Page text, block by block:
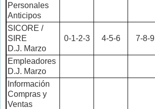
Personales
Anticipos
SICORE /
SIRE
D.J. Marzo
0-1-2-3 4-5-6 7-8-9
Empleadores
D.J. Marzo
Información
Compras y
Ventas